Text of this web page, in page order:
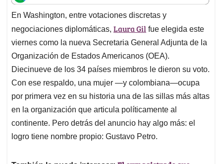
t
s
A
p
p
e
b
o
o
k
k
e
d
I
n
i
l
e
a
d
s
En Washington, entre votaciones discretas y
negociaciones diplomáticas, Laura Gil fue elegida este
viernes como la nueva Secretaria General Adjunta de la
Organización de Estados Americanos (OEA).
Diecinueve de los 34 países miembros le dieron su voto.
Con ese respaldo, una mujer —y colombiana—ocupa
por primera vez en su historia una de las sillas más altas
en la organización que articula políticamente al
continente. Pero detrás del anuncio hay algo más: el
logro tiene nombre propio: Gustavo Petro.